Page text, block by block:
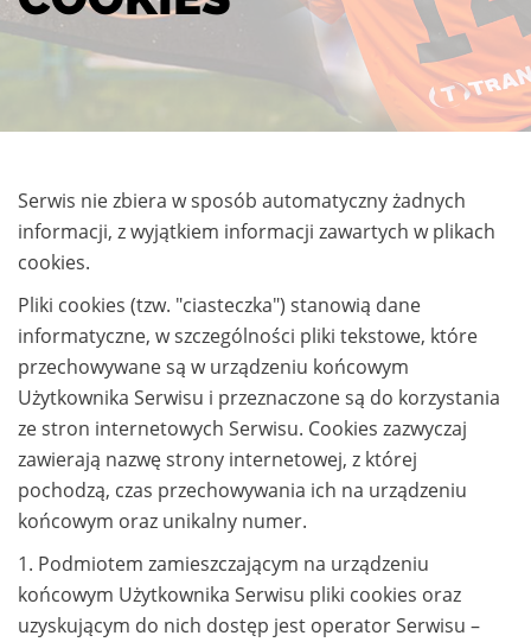
Serwis nie zbiera w sposób automatyczny żadnych
informacji, z wyjątkiem informacji zawartych w plikach
cookies.
Pliki cookies (tzw. "ciasteczka") stanowią dane
informatyczne, w szczególności pliki tekstowe, które
przechowywane są w urządzeniu końcowym
Użytkownika Serwisu i przeznaczone są do korzystania
ze stron internetowych Serwisu. Cookies zazwyczaj
zawierają nazwę strony internetowej, z której
pochodzą, czas przechowywania ich na urządzeniu
końcowym oraz unikalny numer.
1. Podmiotem zamieszczającym na urządzeniu
końcowym Użytkownika Serwisu pliki cookies oraz
uzyskującym do nich dostęp jest operator Serwisu –